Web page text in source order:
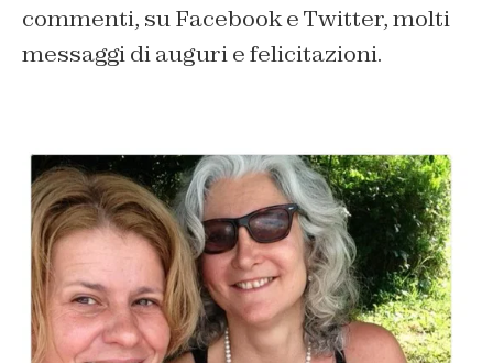
commenti, su Facebook e Twitter, molti
messaggi di auguri e felicitazioni.